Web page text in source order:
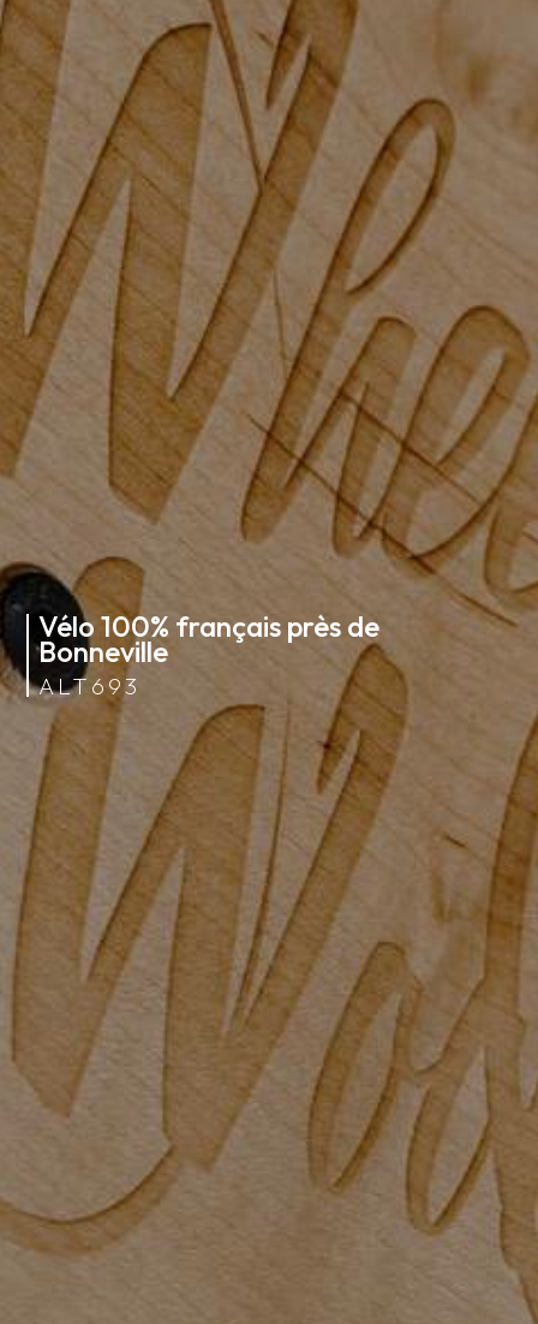
Vélo 100% français près de
Bonneville
ALT693